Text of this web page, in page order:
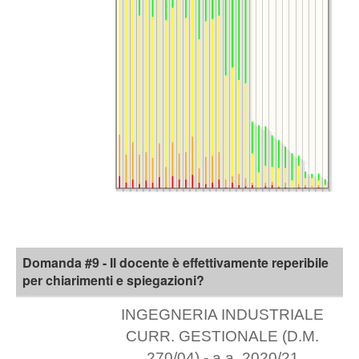
Domanda #9 - Il docente è effettivamente reperibile
per chiarimenti e spiegazioni?
INGEGNERIA INDUSTRIALE
CURR. GESTIONALE (D.M.